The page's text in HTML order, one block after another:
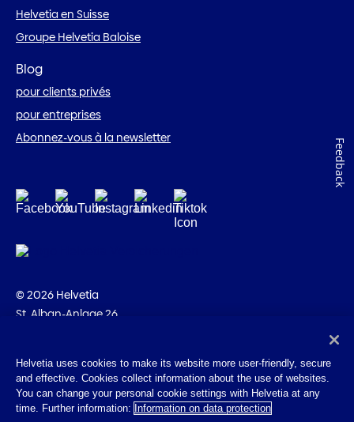
Helvetia en Suisse
Groupe Helvetia Baloise
Blog
pour clients privés
pour entreprises
Abonnez-vous à la newsletter
© 2026 Helvetia
St. Alban-Anlage 26
Impressum
Indications juridiques
Helvetia uses cookies to make its website more user-friendly, secure
and effective. Cookies collect information about the use of websites.
You can change your personal cookie settings with Helvetia at any
time. Further information: Information on data protection
Feedback